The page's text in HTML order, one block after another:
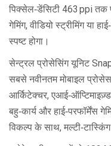
पिक्सेल‑डेंसिटी 463 ppi तक
गेमिंग, वीडियो स्ट्रीमिंग या
स्पष्ट होगा।
सेन्ट्रल प्रोसेसिंग यूनिट
सबसे नवीनतम मोबाइल
आर्किटेक्चर,
बहु‑कार्य और हाई‑परफॉर्मेंस
विकल्प के साथ,